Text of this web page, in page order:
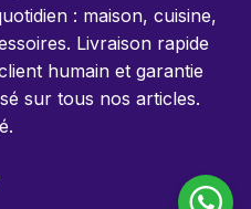
: maison, cuisine,
Livraison rapide
humain et garantie
sur tous nos articles.